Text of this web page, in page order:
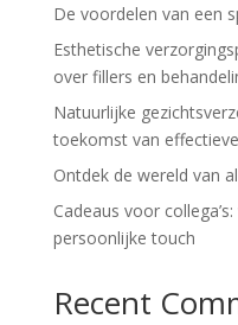
De voordelen van een
Esthetische
over fillers en
Natuurlijke
toekomst van
Ontdek de wereld van
Cadeaus voor
persoonlijke touch
Recent